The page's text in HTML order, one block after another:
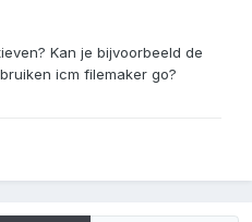
Kan je bijvoorbeeld de
icm filemaker go?